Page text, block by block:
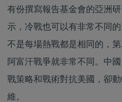
有份撰寫報告基金會的亞洲
示，冷戰也可以有非常不同
不是每場熱戰都是相同的，
阿富汗戰爭就非常不同。中
戰策略和戰術對抗美國，卻
維。